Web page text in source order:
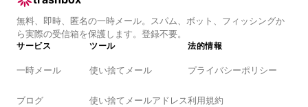
無料、即時、匿名の一時メール。スパム、ボット、フィッシングか
ら実際の受信箱を保護します。登録不要。
サービス
一時メール
ブログ
ツール
使い捨てメール
使い捨てメールアドレス
法的情報
プライバシーポリシー
利用規約